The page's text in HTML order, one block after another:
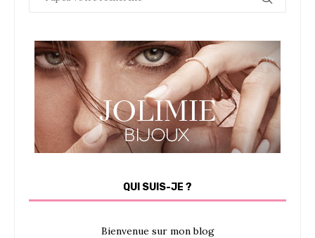
QUI SUIS-JE ?
Bienvenue sur mon blog